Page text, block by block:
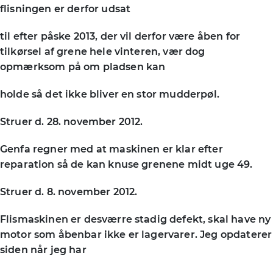
flisningen er derfor udsat
til efter påske 2013, der vil derfor være åben for
tilkørsel af grene hele vinteren, vær dog
opmærksom på om pladsen kan
holde så det ikke bliver en stor mudderpøl.
Struer d. 28. november 2012.
Genfa regner med at maskinen er klar efter
reparation så de kan knuse grenene midt uge 49.
Struer d. 8. november 2012.
Flismaskinen er desværre stadig defekt, skal have ny
motor som åbenbar ikke er lagervarer. Jeg opdaterer
siden når jeg har